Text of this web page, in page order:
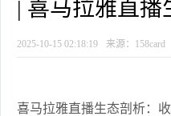
| 喜马拉雅直播
2025-10-15 02:18:19 来源：158card
喜马拉雅直播生态剖析：